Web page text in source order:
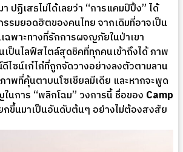
ปฏิเสธไม่ได้เลยว่า “การแคมป์ปิ้ง” ได้
รมยอดฮิตของคนไทย จากเดิมที่อาจเป็น
พาะทางที่รักการผจญภัยในป่าเขา
เป็นไลฟ์สไตล์สุดชิคที่ทุกคนเข้าถึงได้ ภาพ
ซน์เก๋ไก๋ที่ถูกจัดวางอย่างลงตัวตามลาน
าพที่คุ้นตาบนโซเชียลมีเดีย และหากจะพูด
นการ “พลิกโฉม” วงการนี้ ชื่อของ Camp
ขึ้นมาเป็นอันดับต้นๆ อย่างไม่ต้องสงสัย